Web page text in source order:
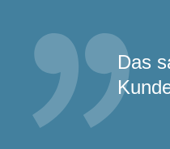
Das